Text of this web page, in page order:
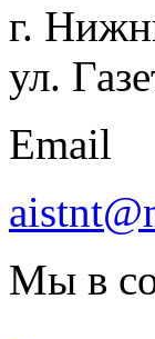
г.
ул.
Email
Мы в